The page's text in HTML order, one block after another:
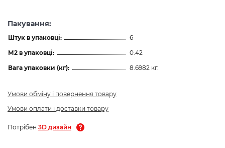
Пакування:
Штук в упаковці:
6
М2 в упаковці:
0.42
Вага упаковки (кг):
8.6982 кг.
Умови обміну і повернення товару
Умови оплати і доставки товару
Потрібен 3D дизайн